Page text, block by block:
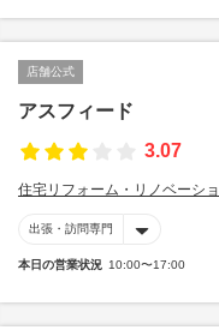
店舗公式
アスフィード
3.07
住宅リフォーム・リノベーシ
出張・訪問専門
本日の営業状況 10:00〜17:00